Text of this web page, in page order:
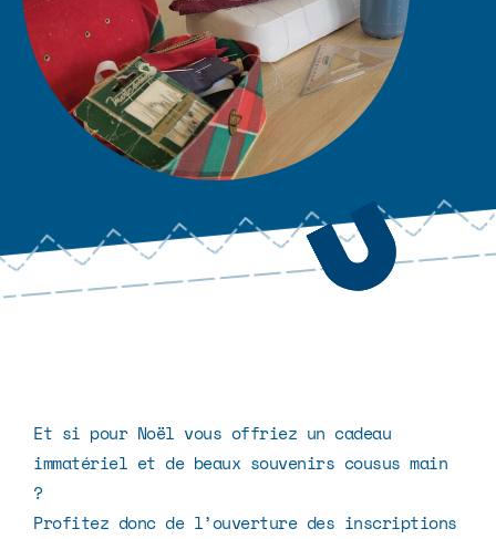
Et si pour Noël vous offriez un cadeau
immatériel et de beaux souvenirs cousus main
?
Profitez donc de l’ouverture des inscriptions